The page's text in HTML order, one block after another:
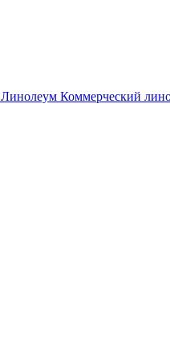
Линолеум Коммерческий